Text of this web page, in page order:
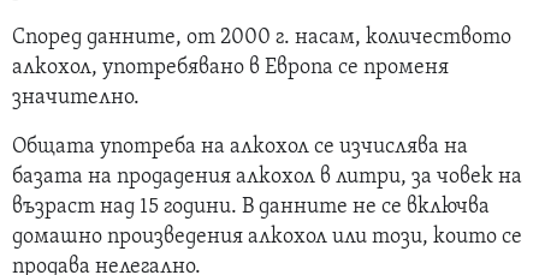
Според данните, от 2000 г. насам, количеството
алкохол, употребявано в Европа се променя
значително.
Общата употреба на алкохол се изчислява на
базата на продадения алкохол в литри, за човек на
възраст над 15 години. В данните не се включва
домашно произведения алкохол или този, които се
продава нелегално.